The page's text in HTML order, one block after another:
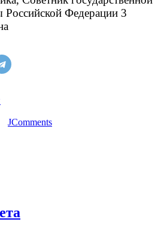
Российской Федерации 3
JComments